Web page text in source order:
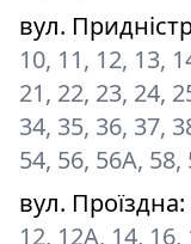
вул.
10, 11, 12, 13,
21, 22, 23, 24,
34, 35, 36, 37,
54, 56, 56А, 58,
вул. Проїздна:
12, 12А, 14, 16,